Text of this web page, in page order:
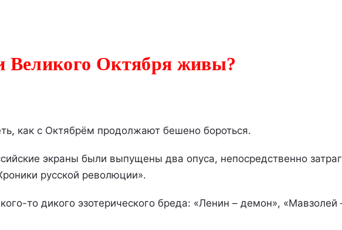
Великого Октября живы?
как с Октябрём продолжают бешено бороться.
экраны были выпущены два опуса, непосредственно
русской революции».
то дикого эзотерического бреда: «Ленин – демон», «Мавзолей